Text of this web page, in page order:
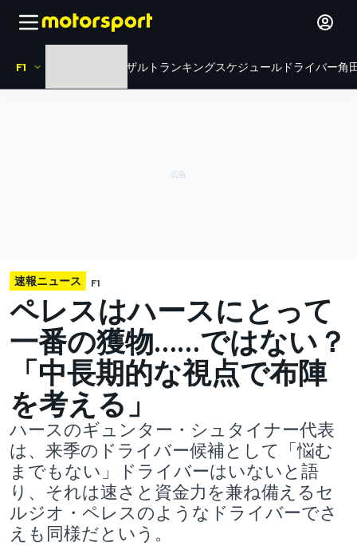
F1 リザルト ランキングスケジュール ドライバー角
速報ニュース F1
ペレスはハースにとって
一番の獲物……ではない？
「中長期的な視点で布陣
を考える」
ハースのギュンター・シュタイナー代表
は、来季のドライバー候補として「悩む
までもない」ドライバーはいないと語
り、それは速さと資金力を兼ね備えるセ
ルジオ・ペレスのようなドライバーでさ
えも同様だという。